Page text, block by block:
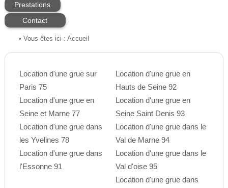
Prestations
Contact
• Vous êtes ici : Accueil
Location d'une grue sur
Paris 75
Location d'une grue en
Seine et Marne 77
Location d'une grue dans
les Yvelines 78
Location d'une grue dans
l'Essonne 91
Location d'une grue en
Hauts de Seine 92
Location d'une grue en
Seine Saint Denis 93
Location d'une grue dans le
Val de Marne 94
Location d'une grue dans le
Val d'oise 95
Location d'une grue dans